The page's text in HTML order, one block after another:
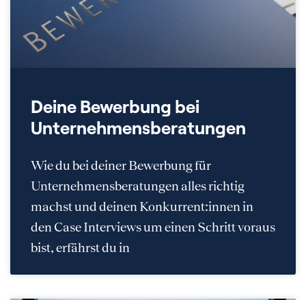
Deine Bewerbung bei
Unternehmensberatungen
Wie du bei deiner Bewerbung für
Unternehmensberatungen alles richtig
machst und deinen Konkurrent:innen in
den Case Interviews um einen Schritt voraus
bist, erfährst du in